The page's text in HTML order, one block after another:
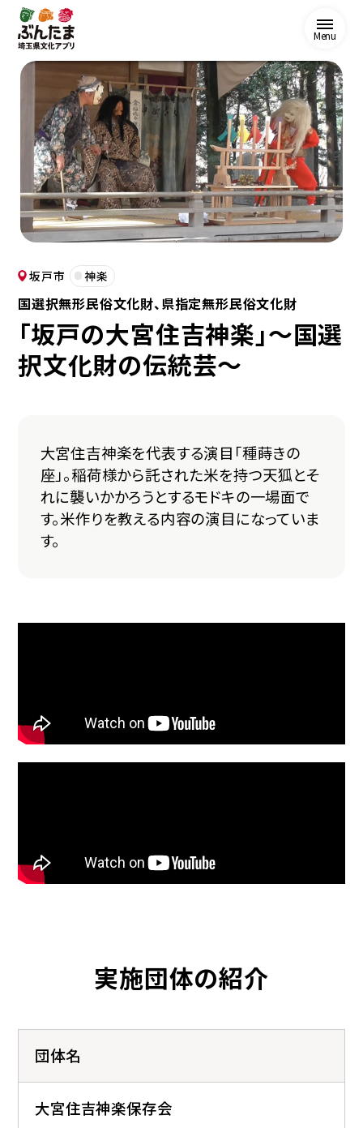
Menu
坂戸市 神楽
国選択無形民俗文化財、県指定無形民俗文化財
「坂戸の大宮住吉神楽」～国選
択文化財の伝統芸～
大宮住吉神楽を代表する演目「種蒔きの
座」。稲荷様から託された米を持つ天狐とそ
れに襲いかかろうとするモドキの一場面で
す。米作りを教える内容の演目になっていま
す。
実施団体の紹介
団体名
大宮住吉神楽保存会